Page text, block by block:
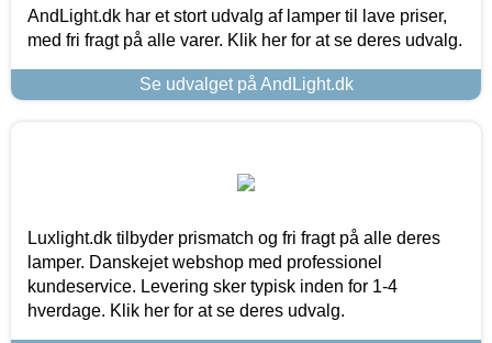
AndLight.dk har et stort udvalg af lamper til lave priser,
med fri fragt på alle varer. Klik her for at se deres udvalg.
Se udvalget på AndLight.dk
Luxlight.dk tilbyder prismatch og fri fragt på alle deres
lamper. Danskejet webshop med professionel
kundeservice. Levering sker typisk inden for 1-4
hverdage. Klik her for at se deres udvalg.